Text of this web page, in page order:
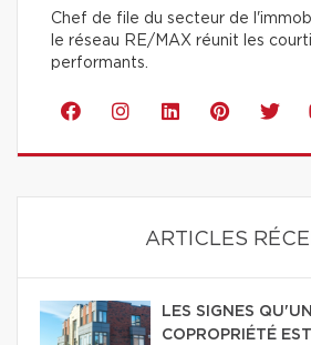
Chef de file du secteur de
le réseau RE/MAX réunit les
performants.
ARTICLES
LES SIGNES
COPROPRIÉTÉ